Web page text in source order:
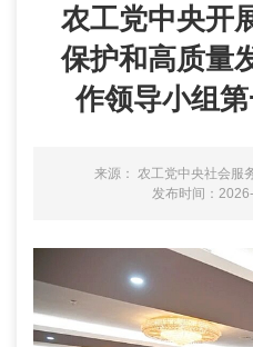
农工党中央开
保护和高质量
作领导小组
来源： 农工党中央社会服
发布时间：